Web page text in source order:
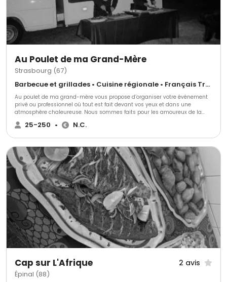
Au Poulet de ma Grand-Mère
Strasbourg (67)
Barbecue et grillades • Cuisine régionale • Français Traditionnel
Au poulet de ma grand-mère vous propose d’organiser votre événement
privé ou professionnel où tout est fait devant vos yeux et dans une
atmosphère chaleureuse. Nous sommes faits pour les amoureux de la
bonne viande, spécialiste de la grillage, barbecue… Nous préparons tout
dans le lieu que vous aurez choisi au regard de tous pour un moment
25-250 • N.C.
Cap sur L'Afrique 2 avis
Épinal (88)